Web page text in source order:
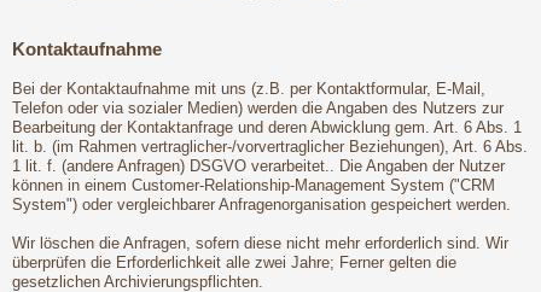
Kontaktaufnahme
Bei der Kontaktaufnahme mit uns (z.B. per Kontaktformular, E-Mail,
Telefon oder via sozialer Medien) werden die Angaben des Nutzers zur
Bearbeitung der Kontaktanfrage und deren Abwicklung gem. Art. 6 Abs. 1
lit. b. (im Rahmen vertraglicher-/vorvertraglicher Beziehungen), Art. 6 Abs.
1 lit. f. (andere Anfragen) DSGVO verarbeitet.. Die Angaben der Nutzer
können in einem Customer-Relationship-Management System ("CRM
System") oder vergleichbarer Anfragenorganisation gespeichert werden.
Wir löschen die Anfragen, sofern diese nicht mehr erforderlich sind. Wir
überprüfen die Erforderlichkeit alle zwei Jahre; Ferner gelten die
gesetzlichen Archivierungspflichten.